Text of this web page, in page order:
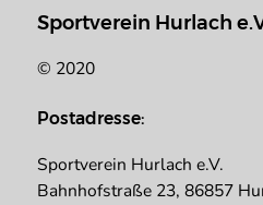
Sportverein Hurlach
© 2020
Postadresse:
Sportverein Hurlach e.V.
Bahnhofstraße 23, 86857